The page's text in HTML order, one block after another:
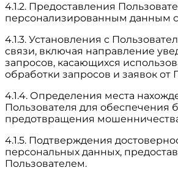
4.1.2. Предоставления
персонализированным данным
4.1.3. Установления с
связи, включая направление
запросов, касающихся
обработки запросов и заявок от
4.1.4. Определения места
Пользователя для обеспечения
предотвращения
4.1.5. Подтверждения
персональных данных,
Пользователем.